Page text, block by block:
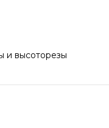
и высоторезы